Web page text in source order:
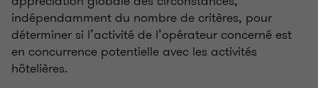
indépendamment du nombre de critères, pour
déterminer si l’activité de l’opérateur concerné est
en concurrence potentielle avec les activités
hôtelières.